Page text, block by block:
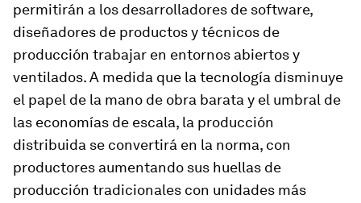
permitirán a los desarrolladores de software,
diseñadores de productos y técnicos de
producción trabajar en entornos abiertos y
ventilados. A medida que la tecnología disminuye
el papel de la mano de obra barata y el umbral de
las economías de escala, la producción
distribuida se convertirá en la norma, con
productores aumentando sus huellas de
producción tradicionales con unidades más